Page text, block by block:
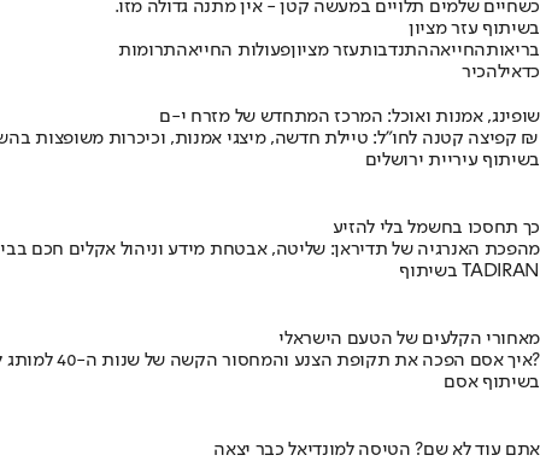
כשחיים שלמים תלויים במעשה קטן - אין מתנה גדולה מזו.
בשיתוף עזר מציון
בריאותהחייאההתנדבותעזר מציוןפעולות החייאהתרומות
כדאילהכיר
שופינג, אמנות ואוכל: המרכז המתחדש של מזרח י-ם
קפיצה קטנה לחו"ל: טיילת חדשה, מיצגי אמנות, וכיכרות משופצות בהשקעה של 100 מיליון ₪
בשיתוף עיריית ירושלים
כך תחסכו בחשמל בלי להזיע
מהפכת האנרגיה של תדיראן: שליטה, אבטחת מידע וניהול אקלים חכם
בשיתוף TADIRAN
מאחורי הקלעים של הטעם הישראלי
איך אסם הפכה את תקופת הצנע והמחסור הקשה של שנות ה-40 למותג לאומי?
בשיתוף אסם
אתם עוד לא שם? הטיסה למונדיאל כבר יצאה